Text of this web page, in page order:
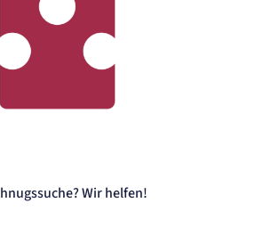
Wir helfen!